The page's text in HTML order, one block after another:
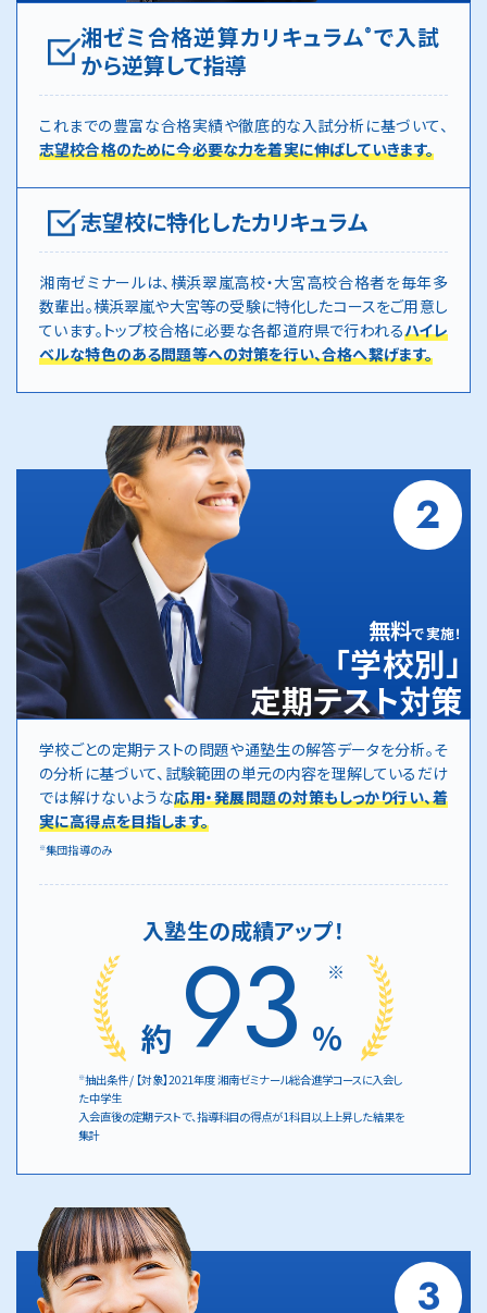
湘ゼミ合格逆算カリキュラム®で入試
から逆算して指導
これまでの豊富な合格実績や徹底的な入試分析に基づいて、
志望校合格のために今必要な力を着実に伸ばしていきます。
志望校に特化したカリキュラム
湘南ゼミナールは、横浜翠嵐高校・大宮高校合格者を毎年多
数輩出。横浜翠嵐や大宮等の受験に特化したコースをご用意し
ています。トップ校合格に必要な各都道府県で行われるハイレ
ベルな特色のある問題等への対策を行い、合格へ繋げます。
2
無料で実施！
「学校別」
定期テスト対策
学校ごとの定期テストの問題や通塾生の解答データを分析。そ
の分析に基づいて、試験範囲の単元の内容を理解しているだけ
では解けないような応用・発展問題の対策もしっかり行い、着
実に高得点を目指します。
※集団指導のみ
入塾生の成績アップ！
約 93 %
※
※抽出条件 / 【対象】2021年度 湘南ゼミナール総合進学コースに入会し
た中学生
入会直後の定期テストで、指導科目の得点が1科目以上上昇した結果を
集計
3